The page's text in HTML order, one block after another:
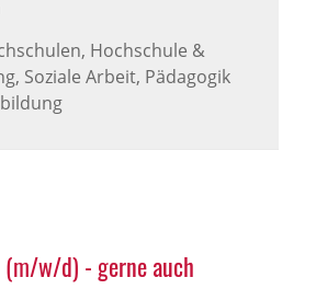
Hochschule &
Soziale Arbeit, Pädagogik
w/d) - gerne auch